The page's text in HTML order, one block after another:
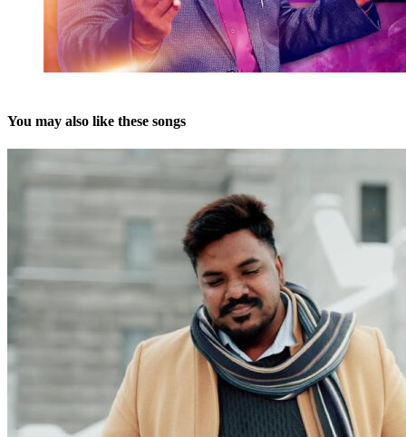
You may also like these songs